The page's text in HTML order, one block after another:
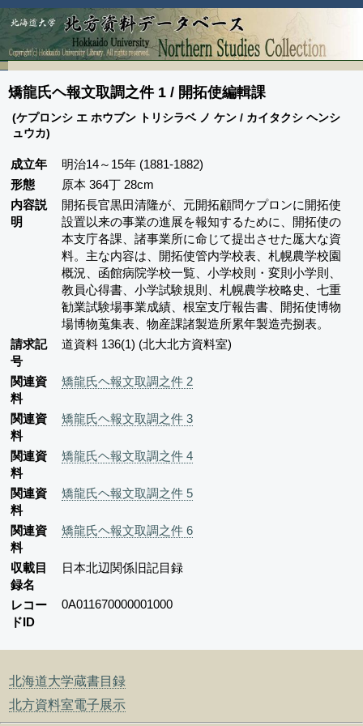
北海道大学蔵書目録
北方資料室電子展示
矯龍氏ヘ報文取調之件 1 / 開拓使編輯課
(ケプロンシ エ ホウブン トリシラベ ノ ケン / カイタクシ ヘンシ
ュウカ)
成立年
明治14～15年 (1881-1882)
形態
原本 364丁 28cm
内容説
明
開拓長官黒田清隆が、元開拓顧問ケプロンに開拓使
設置以来の事業の進展を報知するために、開拓使の
本支庁各課、諸事業所に命じて提出させた厖大な資
料。主な内容は、開拓使管内学校表、札幌農学校園
概況、函館病院学校一覧、小学校則・変則小学則、
教員心得書、小学試験規則、札幌農学校略史、七重
勧業試験場事業成績、根室支庁報告書、開拓使博物
場博物蒐集表、物産課諸製造所累年製造売捌表。
請求記
号
道資料 136(1) (北大北方資料室)
関連資
料
矯龍氏ヘ報文取調之件 2
関連資
料
矯龍氏ヘ報文取調之件 3
関連資
料
矯龍氏ヘ報文取調之件 4
関連資
料
矯龍氏ヘ報文取調之件 5
関連資
料
矯龍氏ヘ報文取調之件 6
収載目
録名
日本北辺関係旧記目録
レコー
ドID
0A011670000001000